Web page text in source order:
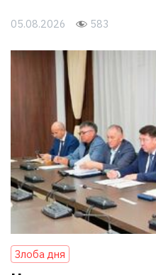
05.08.2026 583
Злоба дня